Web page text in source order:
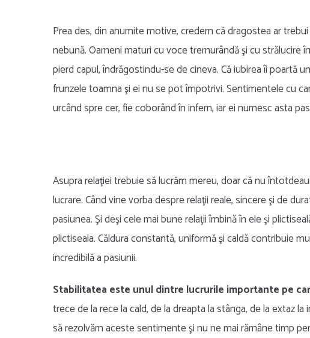
Prea des, din anumite motive, credem că dragostea ar
nebună. Oameni maturi cu voce tremurândă şi cu strălucire
pierd capul, îndrăgostindu-se de cineva. Că iubirea îi poartă
frunzele toamna şi ei nu se pot împotrivi. Sentimentele cu
urcând spre cer, fie coborând în infern, iar ei numesc asta
Asupra relaţiei trebuie să lucrăm mereu, doar că nu
lucrare. Când vine vorba despre relaţii reale, sincere şi de
pasiunea. Şi deşi cele mai bune relaţii îmbină în ele şi
plictiseala. Căldura constantă, uniformă şi caldă contribuie
incredibilă a pasiunii.
Stabilitatea este unul dintre lucrurile importante pe
trece de la rece la cald, de la dreapta la stânga, de la extaz
să rezolvăm aceste sentimente şi nu ne mai rămâne timp